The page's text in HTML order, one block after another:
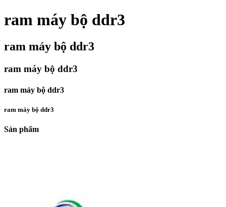
ram máy bộ ddr3
ram máy bộ ddr3
ram máy bộ ddr3
ram máy bộ ddr3
ram máy bộ ddr3
Sản phẩm